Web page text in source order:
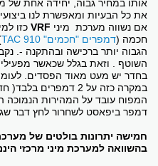
אותו במחיר גבוה, יחידה אחת של
את כל הבעיות ומאפשרת לנו
אם נשווה מערכת מיני VRF כזו
חכמה (דמפרים "חכמים" TAC 910
הגבוה יותר ברכישה ובהתקנה -.
השוטף . וזאת בגלל שכאשר
בחדר יש מעט מאוד הפסדים. לעומת
במקרה כזה על 2
המפוח עובד על המהירות הנמוכה
דמפר ביפאסט לשחרור לחץ דבר
בהשוואה למערכת מיני מרכזי